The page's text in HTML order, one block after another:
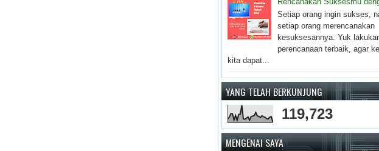
Setiap orang ingin sukses,
setiap orang merencanakan
kesuksesannya. Yuk
perencanaan terbaik, agar
kita dapat...
YANG TELAH BERKUNJUNG
119,723
MENGENAI SAYA